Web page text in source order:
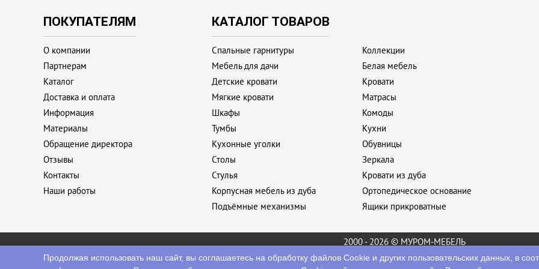
ПОКУПАТЕЛЯМ
О компании
Партнерам
Каталог
Доставка и оплата
Информация
Материалы
Обращение директора
Отзывы
Контакты
Наши работы
КАТАЛОГ ТОВАРОВ
Спальные гарнитуры
Коллекции
Мебель для дачи
Белая мебель
Детские кровати
Кровати
Мягкие кровати
Матрасы
Шкафы
Комоды
Тумбы
Кухни
Кухонные уголки
Обувницы
Столы
Зеркала
Стулья
Кровати из дуба
Корпусная мебель из дуба
Ортопедическое основание
Подъёмные механизмы
Ящики прикроватные
2000 - 2026 © МУРОМ-МЕБЕЛЬ
Создание сайта- компания Бихайв
Работая с этим сайтом, вы даете свое согласие на использование файлов cookie.
Продолжая использовать наш сайт, вы соглашаетесь на обработку файлов Сookie и других пользовательских данных, в